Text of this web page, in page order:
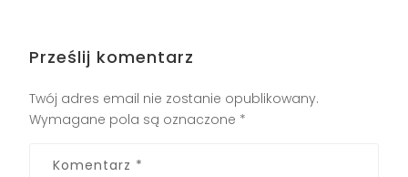
Prześlij komentarz
Twój adres email nie zostanie opublikowany.
Wymagane pola są oznaczone *